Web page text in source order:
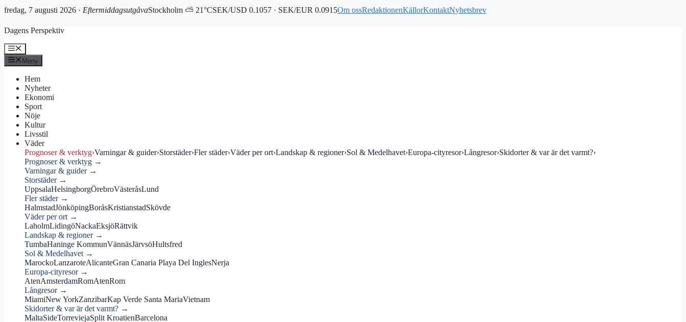
fredag, 7 augusti 2026 · EftermiddagsutgåvaStockholm ⛅ 21°CSEK/USD 0.1057 · SEK/EUR 0.0915Om ossRedaktionenKällorKontaktNyhetsbrev
till
Dagens Perspektiv
Meny
Meny
Hem
Nyheter
Ekonomi
Sport
Nöje
Kultur
Livsstil
Väder
Prognoser & verktyg›Varningar & guider›Storstäder›Fler städer›Väder per ort›Landskap & regioner›Sol & Medelhavet›Europa-cityresor›Långresor›Skidorter & var är det varmt?›
Prognoser & verktyg →
Varningar & guider →
Storstäder →
UppsalaHelsingborgÖrebroVästeråsLund
Fler städer →
HalmstadJönköpingBoråsKristianstadSkövde
Väder per ort →
LaholmLidingöNackaEksjöRättvik
Landskap & regioner →
TumbaHaninge KommunVännäsJärvsöHultsfred
Sol & Medelhavet →
MarockoLanzaroteAlicanteGran Canaria Playa Del InglesNerja
Europa-cityresor →
AtenAmsterdamRomAtenRom
Långresor →
MiamiNew YorkZanzibarKap Verde Santa MariaVietnam
Skidorter & var är det varmt? →
MaltaSideTorreviejaSplit KroatienBarcelona